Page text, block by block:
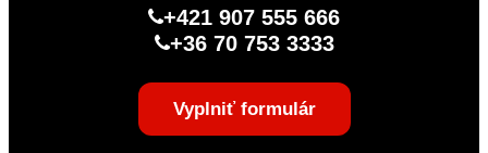
+421 907 555 666
+36 70 753 3333
Vyplniť formulár